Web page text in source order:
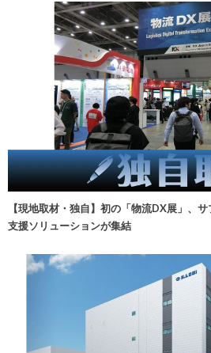
【現地取材・独自】初の「物流DX展」、
支援ソリューションが集結